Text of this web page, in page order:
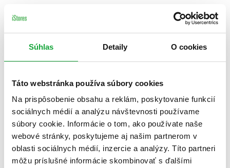
Súhlas Detaily O cookies
Táto webstránka používa súbory cookies
Na prispôsobenie obsahu a reklám, poskytovanie funkcií
sociálnych médií a analýzu návštevnosti používame
súbory cookie. Informácie o tom, ako používate naše
webové stránky, poskytujeme aj našim partnerom v
oblasti sociálnych médií, inzercie a analýzy. Títo partneri
môžu príslušné informácie skombinovať s ďalšími